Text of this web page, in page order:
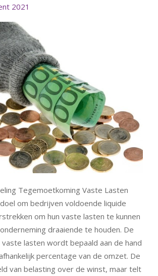
2021
Tegemoetkoming Vaste Lasten
om bedrijven voldoende liquide
om hun vaste lasten te kunnen
draaiende te houden. De
lasten wordt bepaald aan de hand
percentage van de omzet. De
van belasting over de winst, maar telt